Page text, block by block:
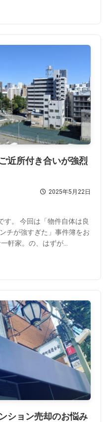
近所付き合いが強烈
2025年5月22日
す。 今回は「物件自体は良
チが強すぎた」事件簿をお
軒家。の、はずが...
ション売却のお悩み